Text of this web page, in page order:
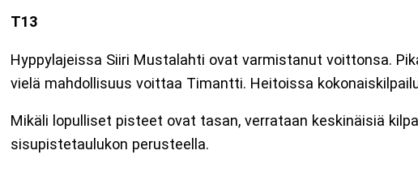
T13
Hyppylajeissa Siiri Mustalahti ovat varmistanut voittonsa.
vielä mahdollisuus voittaa Timantti. Heitoissa
Mikäli lopulliset pisteet ovat tasan, verrataan keskinäisiä
sisupistetaulukon perusteella.